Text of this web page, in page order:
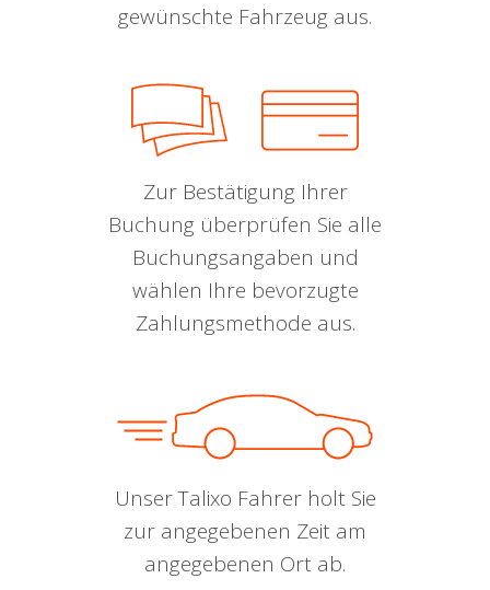
gewünschte Fahrzeug aus.
Zur Bestätigung Ihrer
Buchung überprüfen Sie alle
Buchungsangaben und
wählen Ihre bevorzugte
Zahlungsmethode aus.
Unser Talixo Fahrer holt Sie
zur angegebenen Zeit am
angegebenen Ort ab.